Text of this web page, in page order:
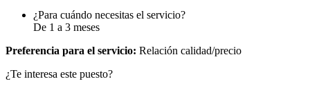
¿Para cuándo necesitas el servicio?
De 1 a 3 meses
Preferencia para el servicio: Relación calidad/precio
¿Te interesa este puesto?